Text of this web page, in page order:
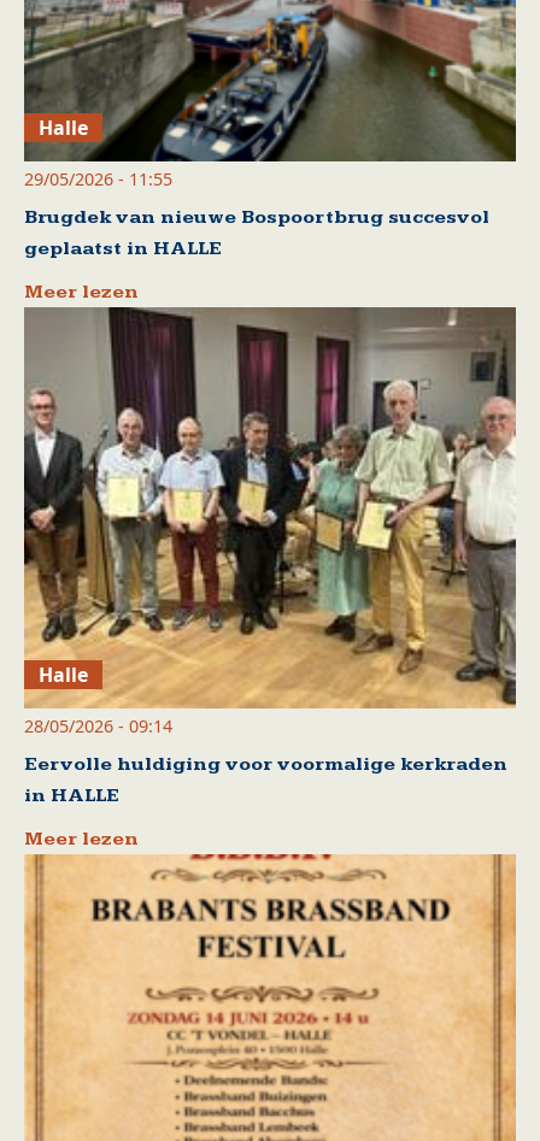
Halle
29/05/2026 - 11:55
Brugdek van nieuwe Bospoortbrug succesvol
geplaatst in HALLE
Meer lezen
Halle
28/05/2026 - 09:14
Eervolle huldiging voor voormalige kerkraden
in HALLE
Meer lezen